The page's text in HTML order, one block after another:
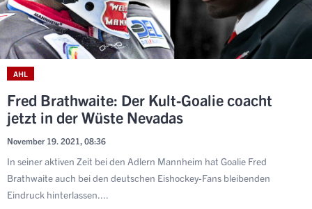
AHL
Fred Brathwaite: Der Kult-Goalie coacht
jetzt in der Wüste Nevadas
November 19. 2021, 08:36
In seiner aktiven Zeit bei den Adlern Mannheim hat Goalie Fred
Brathwaite auch bei den deutschen Eishockey-Fans bleibenden
Eindruck hinterlassen....